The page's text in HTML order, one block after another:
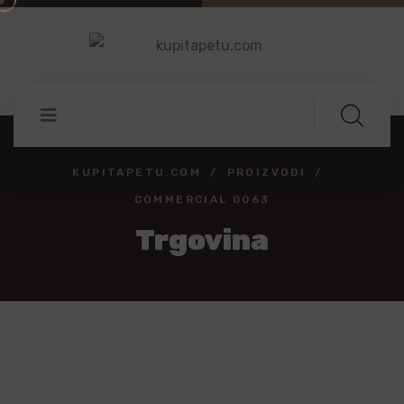
KUPITAPETU.COM PROIZVODI
COMMERCIAL 0063
Trgovina